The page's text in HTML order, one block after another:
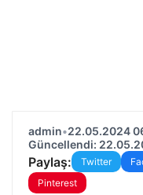
admin•22.05.2024
Güncellendi:
Paylaş: Twitter
Pinterest